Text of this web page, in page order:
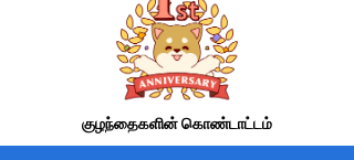
குழந்தைகளின் கொண்டாட்டம்